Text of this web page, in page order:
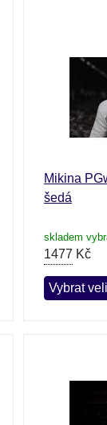
Mikina
šedá
skladem
1477 Kč
Vybrat